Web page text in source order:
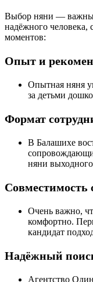
Выбор няни —
надёжного человека,
моментов:
Опыт и
Опытная няня
за детьми
Формат
В Балашихе
няни
Совместимость
Очень важно,
комфортно.
кандидат
Надёжный
Агентство